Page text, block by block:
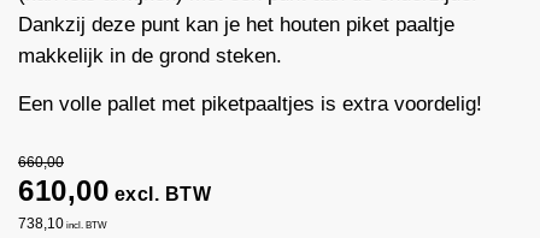
Dankzij deze punt kan je het houten piket paaltje
makkelijk in de grond steken.
Een volle pallet met piketpaaltjes is extra voordelig!
660,00
610,00 excl. BTW
738,10 incl. BTW